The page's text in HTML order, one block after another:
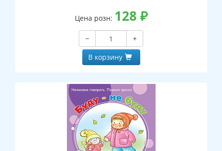
Цена розн: 128 ₽
−
+
В корзину